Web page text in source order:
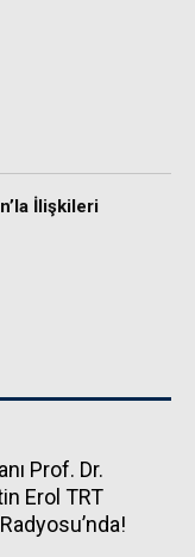
İlişkileri
Prof. Dr.
Erol TRT